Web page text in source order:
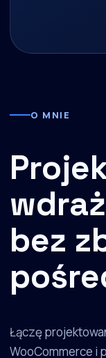
O MNIE
bez
Łączę
WooCommerce i